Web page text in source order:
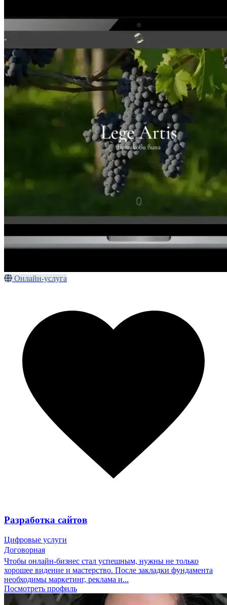
Онлайн-услуга
Разработка сайтов
Цифровые услуги
Договорная
Чтобы онлайн-бизнес стал успешным, нужны не только
хорошее видение и мастерство. После закладки фундамента
необходимы маркетинг, реклама и...
Посмотреть профиль